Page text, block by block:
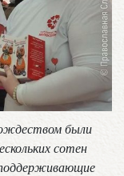
были
сотен